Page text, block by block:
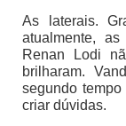
As laterais.
atualmente,
Renan Lodi
brilharam.
segundo
criar dúvidas.